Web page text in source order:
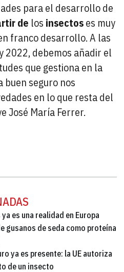
para el desarrollo de
de los insectoses muy
franco desarrollo. A las
2022, debemos añadir el
que gestiona en la
buen seguro nos
en lo que resta del
José María Ferrer.
es una realidad en Europa
gusanos de seda como proteína
ya es presente: la UE autoriza
de un insecto